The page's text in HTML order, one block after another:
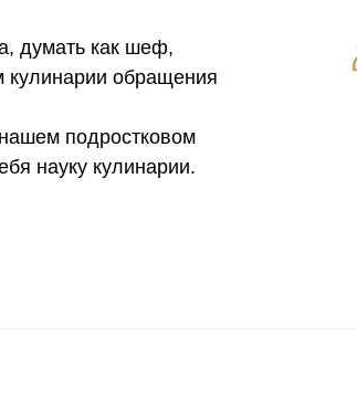
думать как шеф,
кулинарии обращения
подростковом
науку кулинарии.